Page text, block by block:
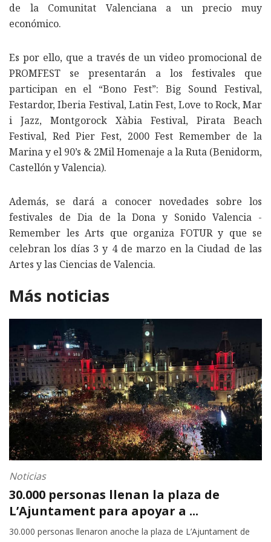
de la Comunitat Valenciana a un precio muy
económico.
Es por ello, que a través de un video promocional de
PROMFEST se presentarán a los festivales que
participan en el “Bono Fest”: Big Sound Festival,
Festardor, Iberia Festival, Latin Fest, Love to Rock, Mar
i Jazz, Montgorock Xàbia Festival, Pirata Beach
Festival, Red Pier Fest, 2000 Fest Remember de la
Marina y el 90’s & 2Mil Homenaje a la Ruta (Benidorm,
Castellón y Valencia).
Además, se dará a conocer novedades sobre los
festivales de Dia de la Dona y Sonido Valencia -
Remember les Arts que organiza FOTUR y que se
celebran los días 3 y 4 de marzo en la Ciudad de las
Artes y las Ciencias de Valencia.
Más noticias
Noticias
30.000 personas llenan la plaza de
L’Ajuntament para apoyar a ...
30.000 personas llenaron anoche la plaza de L’Ajuntament de